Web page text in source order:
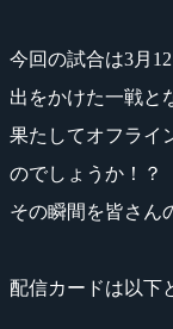
今回の試合は3月
出をかけた一戦と
果たしてオフライ
のでしょうか！？
その瞬間を皆さん
配信カードは以下